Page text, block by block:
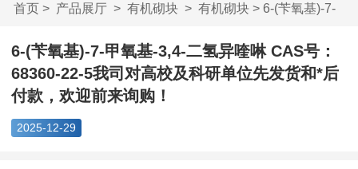
首页> 产品展厅> 有机砌块> 有机砌块> 6-(苄氧基)-7-
甲氧基-3,4-二氢...
6-(苄氧基)-7-甲氧基-3,4-二氢异喹啉 CAS号：
68360-22-5我司对高校及科研单位先发货和*后
付款，欢迎前来询购！
2025-12-29